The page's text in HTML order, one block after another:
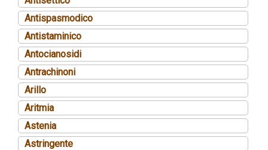
Antispasmodico
Antistaminico
Antocianosidi
Antrachinoni
Arillo
Aritmia
Astenia
Astringente